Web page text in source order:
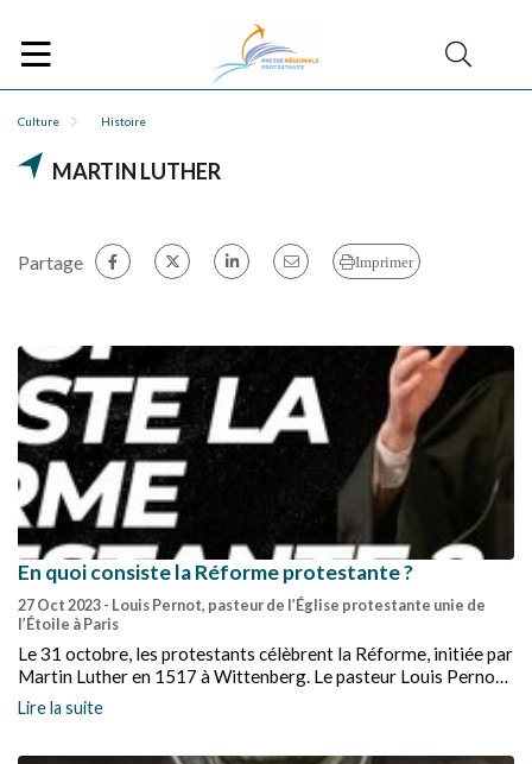
Culture Histoire
MARTIN LUTHER
Partage Imprimer
En quoi consiste la Réforme protestante ?
27 Oct 2023- Louis Pernot, pasteur de l’Église protestante unie de
l’Étoile à Paris
Le 31 octobre, les protestants célèbrent la Réforme, initiée par
Martin Luther en 1517 à Wittenberg. Le pasteur Louis Pernot
explore, dans cette série de 6 vidéos, les moments clés, les
figures emblématiques et les idées révolutionnaires qui ont
Lire la suite